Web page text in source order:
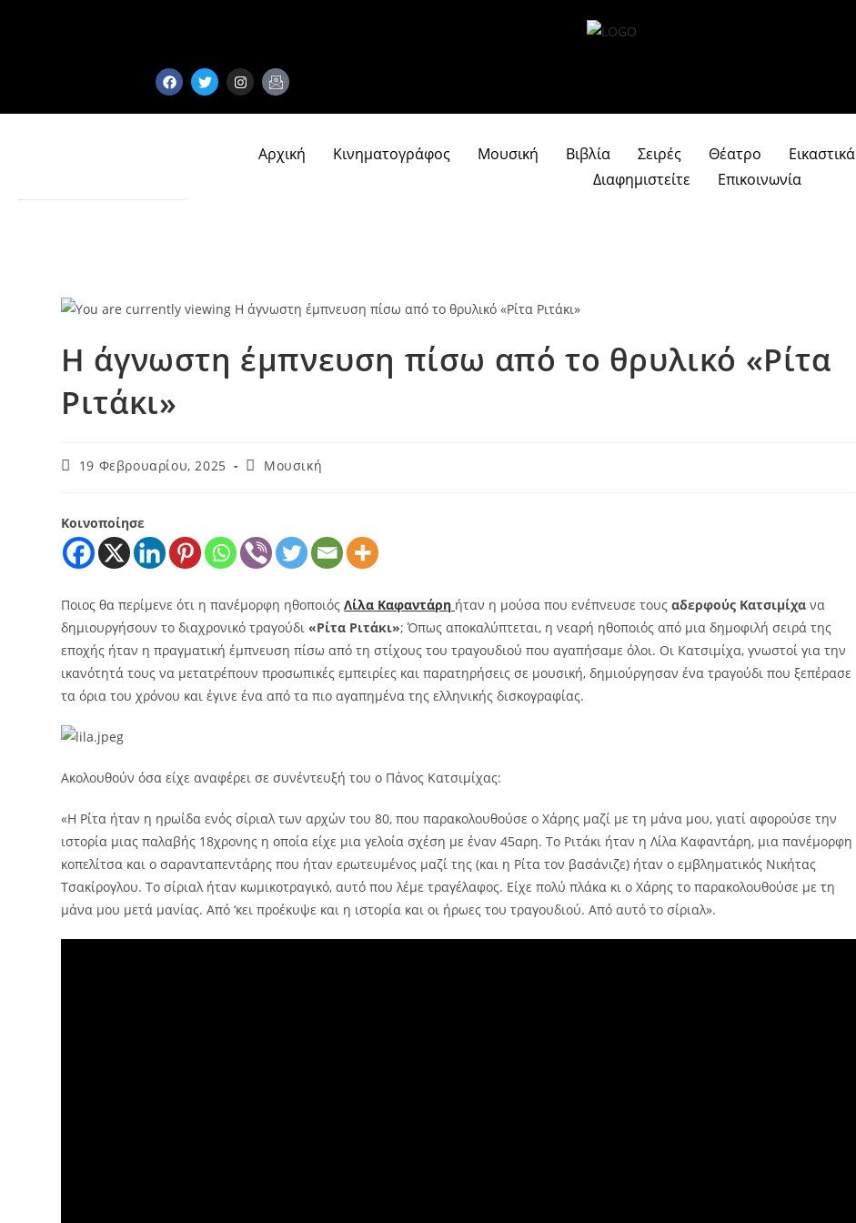
Αρχική Κινηματογράφος Μουσική Βιβλία Σειρές Θέατρο Εικαστικά
Διαφημιστείτε
Επικοινωνία
Η άγνωστη έμπνευση πίσω από το θρυλικό «Ρίτα
Ριτάκι»
19 Φεβρουαρίου, 2025 Μουσική
Κοινοποίησε
Ποιος θα περίμενε ότι η πανέμορφη ηθοποιόςΛίλα Καφαντάρη ήταν η μούσα που ενέπνευσε τους αδερφούς Κατσιμίχα να
δημιουργήσουν το διαχρονικό τραγούδι«Ρίτα Ριτάκι»; Όπως αποκαλύπτεται, η νεαρή ηθοποιός από μια δημοφιλή σειρά της
εποχής ήταν η πραγματική έμπνευση πίσω από τη στίχους του τραγουδιού που αγαπήσαμε όλοι. Οι Κατσιμίχα, γνωστοί για την
ικανότητά τους να μετατρέπουν προσωπικές εμπειρίες και παρατηρήσεις σε μουσική, δημιούργησαν ένα τραγούδι που ξεπέρασε
τα όρια του χρόνου και έγινε ένα από τα πιο αγαπημένα της ελληνικής δισκογραφίας.
Aκολουθούν όσα είχε αναφέρει σε συνέντευξή του ο Πάνος Κατσιμίχας:
«Η Ρίτα ήταν η ηρωίδα ενός σίριαλ των αρχών του 80, που παρακολουθούσε ο Χάρης μαζί με τη μάνα μου, γιατί αφορούσε την
ιστορία μιας παλαβής 18χρονης η οποία είχε μια γελοία σχέση με έναν 45αρη. Το Ριτάκι ήταν η Λίλα Καφαντάρη, μια πανέμορφη
κοπελίτσα και ο σαρανταπεντάρης που ήταν ερωτευμένος μαζί της (και η Ρίτα τον βασάνιζε) ήταν ο εμβληματικός Νικήτας
Τσακίρογλου. Το σίριαλ ήταν κωμικοτραγικό, αυτό που λέμε τραγέλαφος. Είχε πολύ πλάκα κι ο Χάρης το παρακολουθούσε με τη
μάνα μου μετά μανίας. Από ‘κει προέκυψε και η ιστορία και οι ήρωες του τραγουδιού. Από αυτό το σίριαλ».